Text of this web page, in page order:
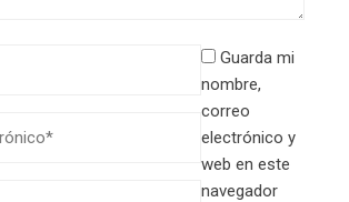
Guarda mi
nombre,
correo
electrónico y
web en este
navegador